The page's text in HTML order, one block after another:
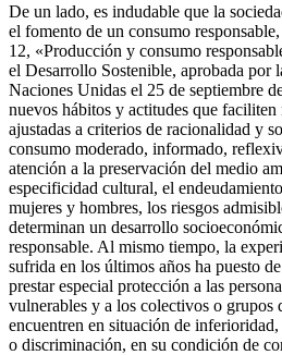
De un lado, es indudable que la
el fomento de un consumo
12, «Producción y consumo
el Desarrollo Sostenible, aprobada por
Naciones Unidas el 25 de septiembre
nuevos hábitos y actitudes que faciliten
ajustadas a criterios de racionalidad y
consumo moderado, informado,
atención a la preservación del medio
especificidad cultural, el
mujeres y hombres, los riesgos
determinan un desarrollo
responsable. Al mismo tiempo, la
sufrida en los últimos años ha puesto
prestar especial protección a las
vulnerables y a los colectivos o grupos
encuentren en situación de
o discriminación, en su condición de